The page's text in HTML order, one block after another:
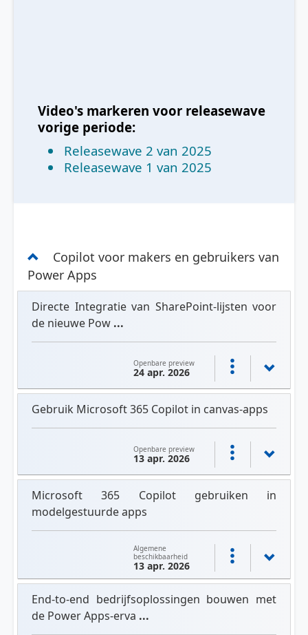
Video's markeren voor releasewave
vorige periode:
Releasewave 2 van 2025
Releasewave 1 van 2025
Copilot voor makers en gebruikers van
Power Apps
Directe Integratie van SharePoint-lijsten voor
de nieuwe Pow ...
Openbare preview
24 apr. 2026
Gebruik Microsoft 365 Copilot in canvas-apps
Openbare preview
13 apr. 2026
Microsoft 365 Copilot gebruiken in
modelgestuurde apps
Algemene
beschikbaarheid
13 apr. 2026
End-to-end bedrijfsoplossingen bouwen met
de Power Apps-erva ...